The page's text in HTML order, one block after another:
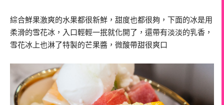
綜合鮮果激爽的水果都很新鮮，甜度也都很夠，下面的冰是用
柔滑的雪花冰，入口輕輕一抿就化開了，還帶有淡淡的乳香，
雪花冰上也淋了特製的芒果醬，微酸帶甜很爽口